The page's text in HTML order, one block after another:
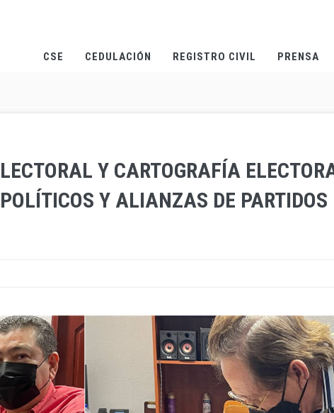
CSE CEDULACIÓN REGISTRO CIVIL PRENSA
Y CARTOGRAFÍA
Y ALIANZAS DE PARTIDOS